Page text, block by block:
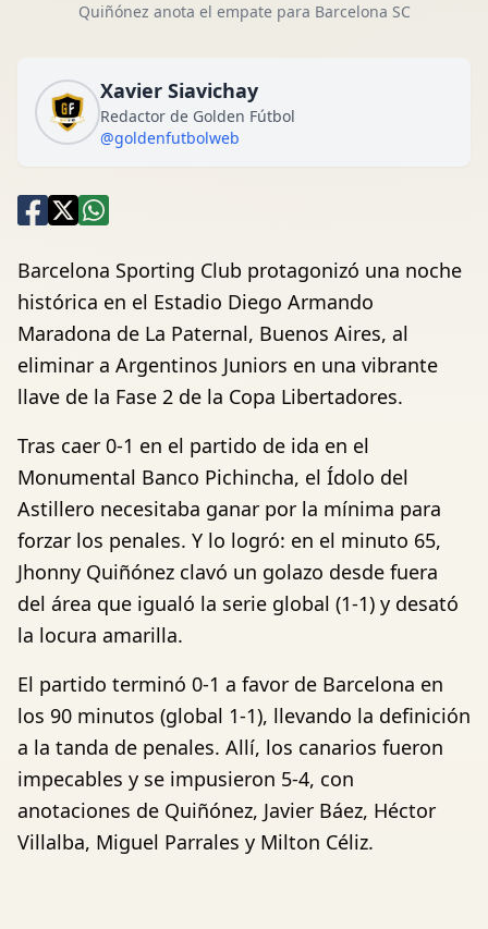
Quiñónez anota el empate para Barcelona SC
Xavier Siavichay
Redactor de Golden Fútbol
@goldenfutbolweb
Barcelona Sporting Club protagonizó una noche
histórica en el Estadio Diego Armando
Maradona de La Paternal, Buenos Aires, al
eliminar a Argentinos Juniors en una vibrante
llave de la Fase 2 de la Copa Libertadores.
Tras caer 0-1 en el partido de ida en el
Monumental Banco Pichincha, el Ídolo del
Astillero necesitaba ganar por la mínima para
forzar los penales. Y lo logró: en el minuto 65,
Jhonny Quiñónez clavó un golazo desde fuera
del área que igualó la serie global (1-1) y desató
la locura amarilla.
El partido terminó 0-1 a favor de Barcelona en
los 90 minutos (global 1-1), llevando la definición
a la tanda de penales. Allí, los canarios fueron
impecables y se impusieron 5-4, con
anotaciones de Quiñónez, Javier Báez, Héctor
Villalba, Miguel Parrales y Milton Céliz.